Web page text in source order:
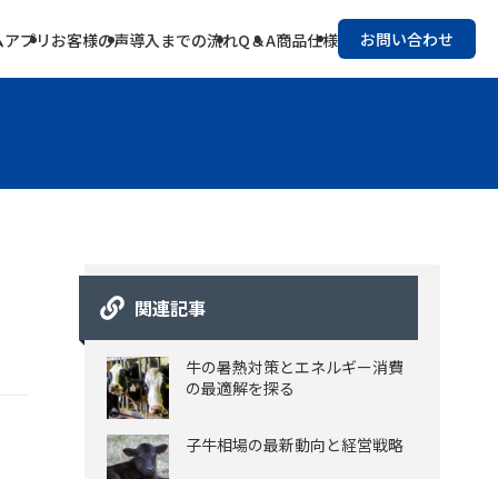
アプリ お客様の声導入までの流れQ＆A商品仕様 お問い合わせ
関連記事
牛の暑熱対策とエネルギー消費
の最適解を探る
子牛相場の最新動向と経営戦略